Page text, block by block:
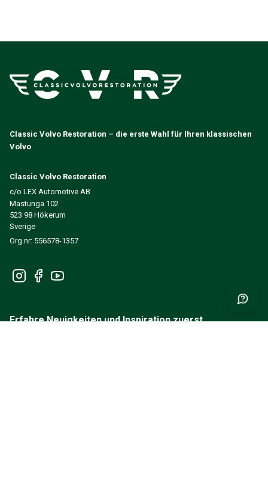
Classic Volvo Restoration – die erste Wahl für Ihren klassischen
Volvo
Classic Volvo Restoration
c/o LEX Automotive AB
Mastunga 102
523 98 Hökerum
Sverige
Org.nr: 556578-1357
Erfahre Neuigkeiten und Inspiration zuerst